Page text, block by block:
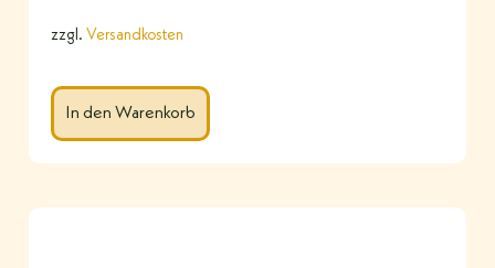
zzgl. Versandkosten
In den Warenkorb